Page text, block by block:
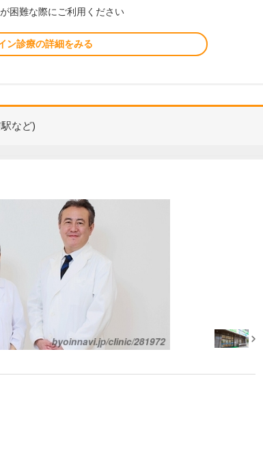
困難な際にご利用ください
ン診療の詳細をみる
など)